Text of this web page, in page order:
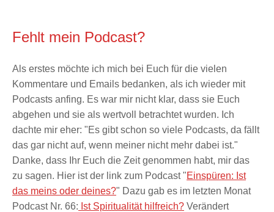
Fehlt mein Podcast?
Als erstes möchte ich mich bei Euch für die vielen
Kommentare und Emails bedanken, als ich wieder mit
Podcasts anfing. Es war mir nicht klar, dass sie Euch
abgehen und sie als wertvoll betrachtet wurden. Ich
dachte mir eher: "Es gibt schon so viele Podcasts, da fällt
das gar nicht auf, wenn meiner nicht mehr dabei ist."
Danke, dass Ihr Euch die Zeit genommen habt, mir das
zu sagen. Hier ist der link zum Podcast "Einspüren: Ist
das meins oder deines?" Dazu gab es im letzten Monat
Podcast Nr. 66: Ist Spiritualität hilfreich? Verändert